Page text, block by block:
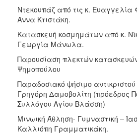
Ντεκουπάζ από τις κ. Ευαγγελία
Άννα Κτιστάκη.
Κατασκευή κοσμημάτων από κ.
Γεωργία Μάνωλα.
Παρουσίαση πλεκτών
Ψημοπούλου
Παραδοσιακό ψήσιμο
Γρηγόρη Δαμοβολίτη (πρόεδρος
Συλλόγου Αγίου Βλάσση)
Μινωική Άθληση- Γυμναστική –
Καλλιόπη Γραμματικάκη.